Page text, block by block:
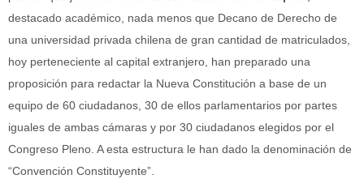
destacado académico, nada menos que Decano de Derecho de
una universidad privada chilena de gran cantidad de matriculados,
hoy perteneciente al capital extranjero, han preparado una
proposición para redactar la Nueva Constitución a base de un
equipo de 60 ciudadanos, 30 de ellos parlamentarios por partes
iguales de ambas cámaras y por 30 ciudadanos elegidos por el
Congreso Pleno. A esta estructura le han dado la denominación de
“Convención Constituyente”.